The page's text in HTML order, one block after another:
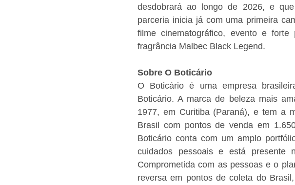
desdobrará ao longo de 2026, e
parceria inicia já com uma primeira
filme cinematográfico, evento e
fragrância Malbec Black Legend.
Sobre O Boticário
O Boticário é uma empresa
Boticário. A marca de beleza mais
1977, em Curitiba (Paraná), e tem a
Brasil com pontos de venda em
Boticário conta com um amplo
cuidados pessoais e está presente
Comprometida com as pessoas e o
reversa em pontos de coleta do